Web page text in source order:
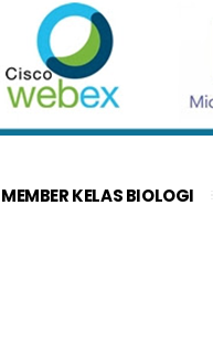
MEMBER KELAS BIOLOGI